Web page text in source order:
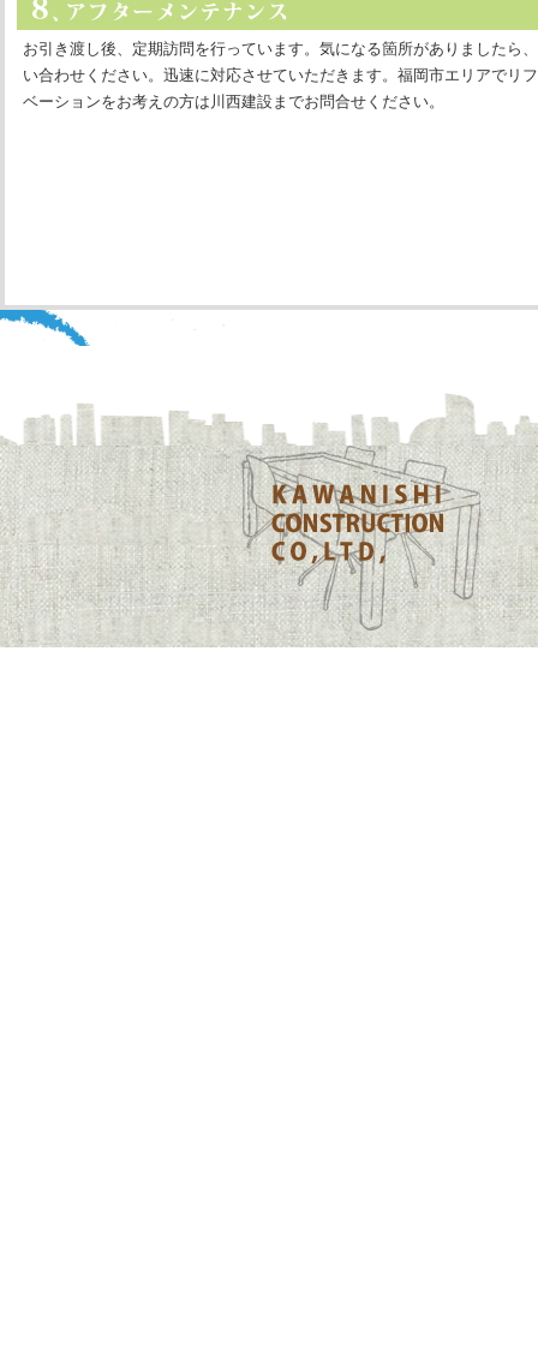
お引き渡し後、定期訪問を行っています。気になる箇所がありましたら
い合わせください。迅速に対応させていただきます。福岡市エリアでリ
ベーションをお考えの方は川西建設までお問合せください。